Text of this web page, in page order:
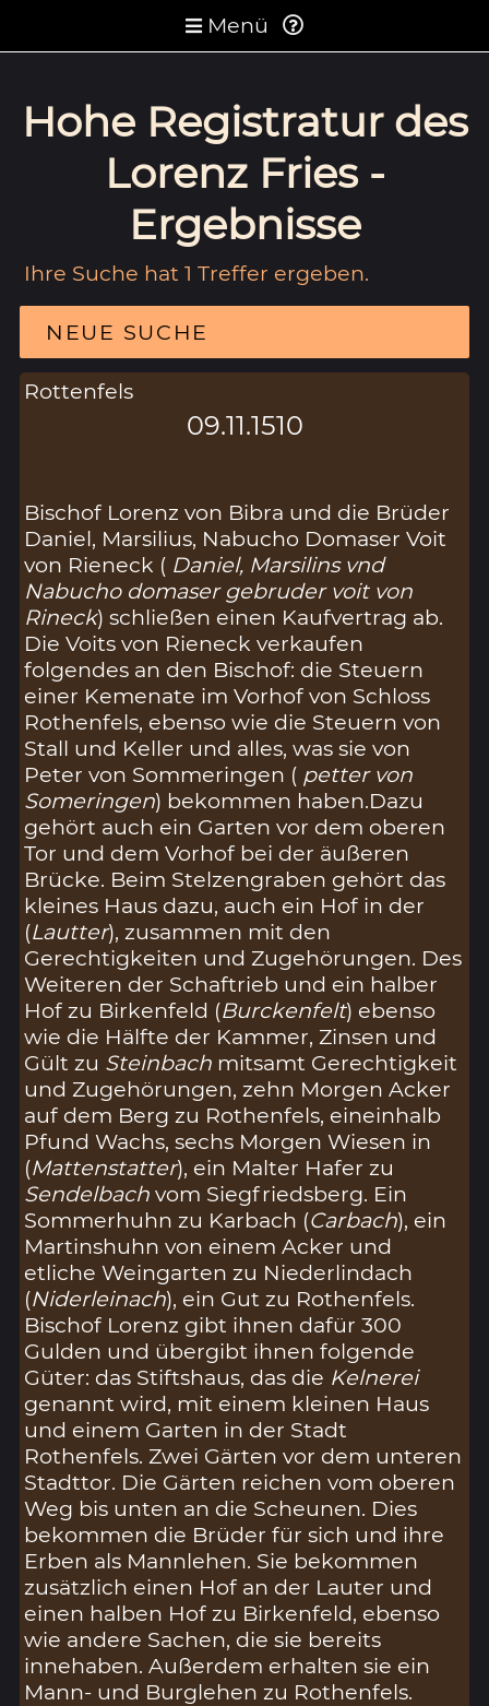
Menü
Hohe Registratur des
Lorenz Fries -
Ergebnisse
Ihre Suche hat 1 Treffer ergeben.
NEUE SUCHE
Rottenfels
09.11.1510
Bischof Lorenz von Bibra und die Brüder
Daniel, Marsilius, Nabucho Domaser Voit
von Rieneck ( Daniel, Marsilins vnd
Nabucho domaser gebruder voit von
Rineck) schließen einen Kaufvertrag ab.
Die Voits von Rieneck verkaufen
folgendes an den Bischof: die Steuern
einer Kemenate im Vorhof von Schloss
Rothenfels, ebenso wie die Steuern von
Stall und Keller und alles, was sie von
Peter von Sommeringen ( petter von
Someringen) bekommen haben.Dazu
gehört auch ein Garten vor dem oberen
Tor und dem Vorhof bei der äußeren
Brücke. Beim Stelzengraben gehört das
kleines Haus dazu, auch ein Hof in der
(Lautter), zusammen mit den
Gerechtigkeiten und Zugehörungen. Des
Weiteren der Schaftrieb und ein halber
Hof zu Birkenfeld (Burckenfelt) ebenso
wie die Hälfte der Kammer, Zinsen und
Gült zu Steinbach mitsamt Gerechtigkeit
und Zugehörungen, zehn Morgen Acker
auf dem Berg zu Rothenfels, eineinhalb
Pfund Wachs, sechs Morgen Wiesen in
(Mattenstatter), ein Malter Hafer zu
Sendelbach vom Siegfriedsberg. Ein
Sommerhuhn zu Karbach (Carbach), ein
Martinshuhn von einem Acker und
etliche Weingarten zu Niederlindach
(Niderleinach), ein Gut zu Rothenfels.
Bischof Lorenz gibt ihnen dafür 300
Gulden und übergibt ihnen folgende
Güter: das Stiftshaus, das die Kelnerei
genannt wird, mit einem kleinen Haus
und einem Garten in der Stadt
Rothenfels. Zwei Gärten vor dem unteren
Stadttor. Die Gärten reichen vom oberen
Weg bis unten an die Scheunen. Dies
bekommen die Brüder für sich und ihre
Erben als Mannlehen. Sie bekommen
zusätzlich einen Hof an der Lauter und
einen halben Hof zu Birkenfeld, ebenso
wie andere Sachen, die sie bereits
innehaben. Außerdem erhalten sie ein
Mann- und Burglehen zu Rothenfels.